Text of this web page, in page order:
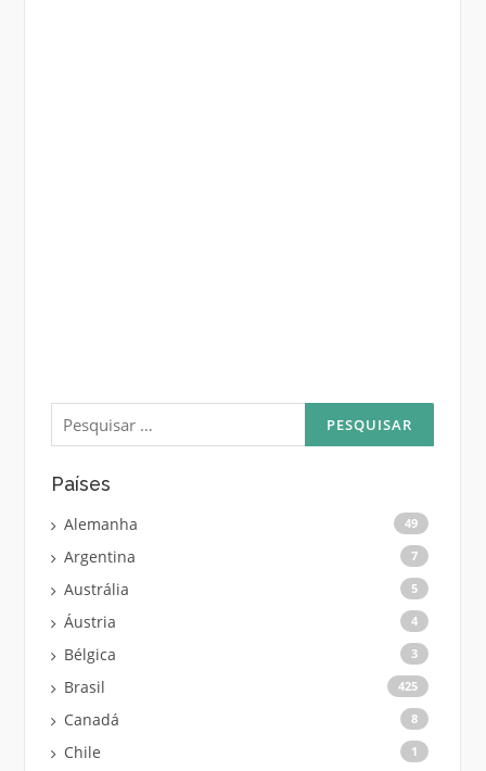
Pesquisar
por:
Países
Alemanha 49
Argentina 7
Austrália 5
Áustria 4
Bélgica 3
Brasil 425
Canadá 8
Chile 1